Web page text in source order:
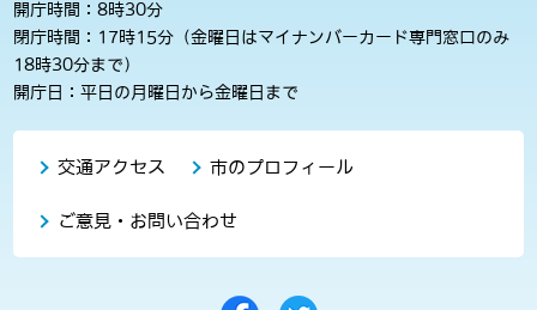
開庁時間：8時30分
閉庁時間：17時15分（金曜日はマイナンバーカード専門窓口のみ
18時30分まで）
開庁日：平日の月曜日から金曜日まで
交通アクセス 市のプロフィール
ご意見・お問い合わせ